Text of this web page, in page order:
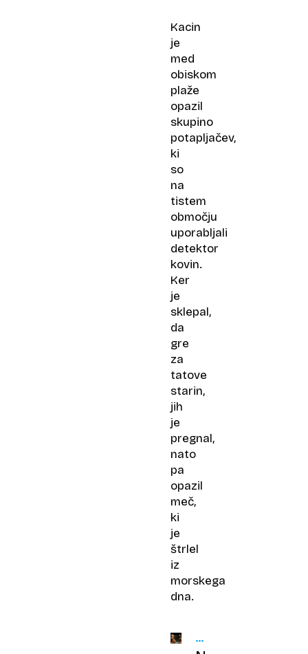
Kacin
je
med
obiskom
plaže
opazil
skupino
potapljačev,
ki
so
na
tistem
območju
uporabljali
detektor
kovin.
Ker
je
sklepal,
da
gre
za
tatove
starin,
jih
je
pregnal,
nato
pa
opazil
meč,
ki
je
štrlel
iz
morskega
dna.
STE
VEDELI?